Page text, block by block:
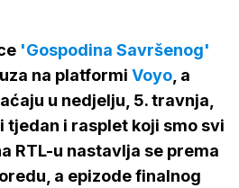
'Gospodina Savršenog'
na platformi Voyo , a
u nedjelju, 5. travnja,
tjedan i rasplet koji smo svi
RTL-u nastavlja se prema
a epizode finalnog